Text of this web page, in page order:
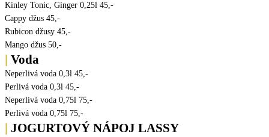
Kinley Tonic, Ginger 0,25l 45,-
Cappy džus 45,-
Rubicon džusy 45,-
Mango džus 50,-
Voda
Neperlivá voda 0,3l 45,-
Perlivá voda 0,3l 45,-
Neperlivá voda 0,75l 75,-
Perlivá voda 0,75l 75,-
JOGURTOVÝ NÁPOJ LASSY